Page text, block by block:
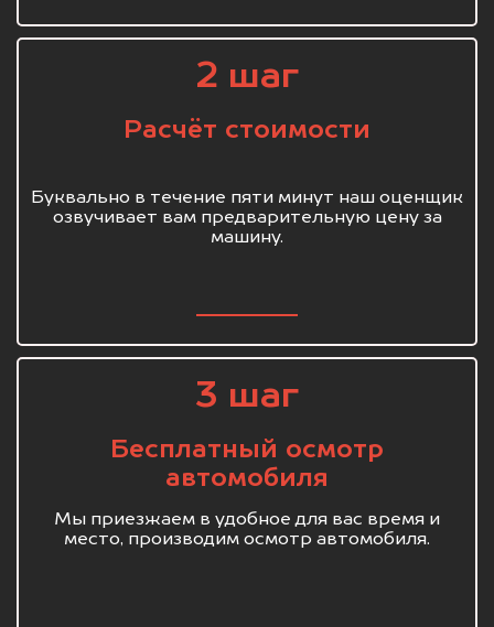
2 шаг
Расчёт стоимости
Буквально в течение пяти минут наш оценщик
озвучивает вам предварительную цену за
машину.
3 шаг
Бесплатный осмотр
автомобиля
Мы приезжаем в удобное для вас время и
место, производим осмотр автомобиля.